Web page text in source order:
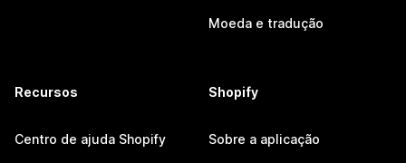
Moeda e tradução
Recursos
Centro de ajuda Shopify
Shopify
Sobre a aplicação